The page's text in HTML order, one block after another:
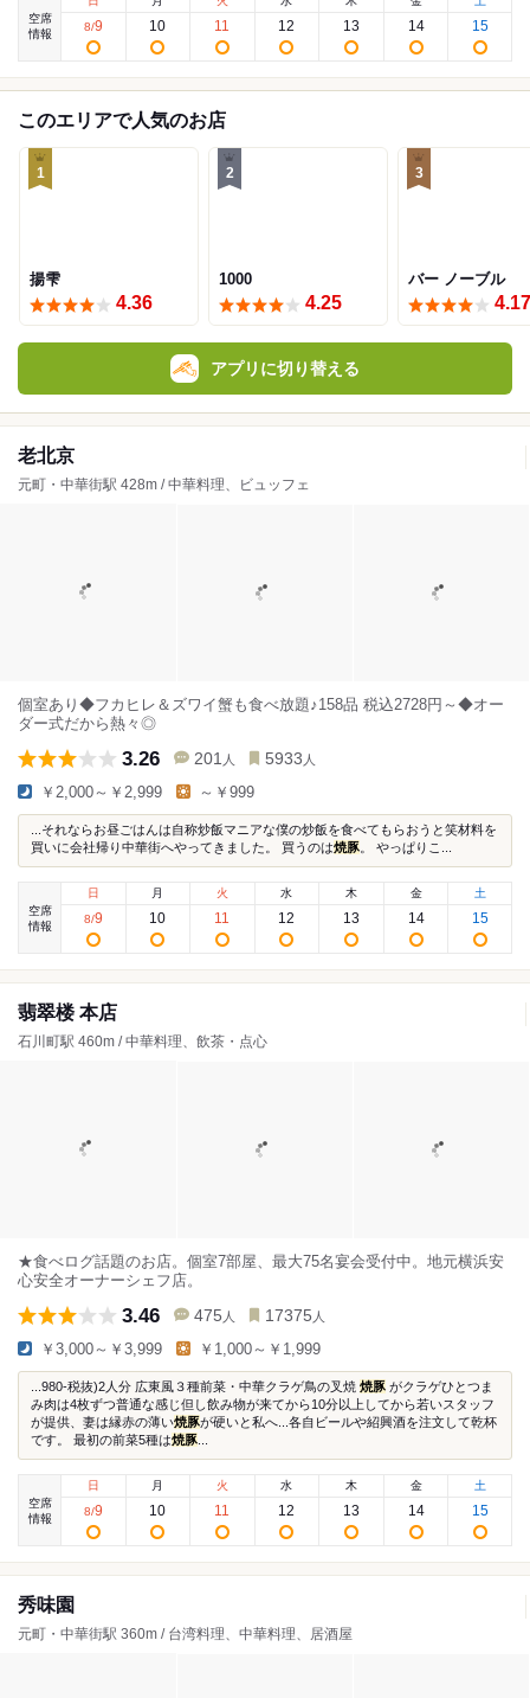
空席
情報
8/9 10 11 12 13 14 15
このエリアで人気のお店
1
揚雫
4.36
2
1000
4.25
3
バー ノーブル
4.17
アプリに切り替える
老北京
元町・中華街駅 428m / 中華料理、ビュッフェ
個室あり◆フカヒレ＆ズワイ蟹も食べ放題♪158品 税込2728円～◆オー
ダー式だから熱々◎
3.26 201 人 5933 人
￥2,000～￥2,999 ～￥999
...それならお昼ごはんは自称炒飯マニアな僕の炒飯を食べてもらおうと笑材料を
買いに会社帰り中華街へやってきました。 買うのは焼豚 。 やっぱりこ...
空席
情報
日
8/9
月
10
火
11
水
12
木
13
金
14
土
15
翡翠楼 本店
石川町駅 460m / 中華料理、飲茶・点心
★食べログ話題のお店。個室7部屋、最大75名宴会受付中。地元横浜安
心安全オーナーシェフ店。
3.46 475 人 17375 人
￥3,000～￥3,999 ￥1,000～￥1,999
...980-税抜)2人分 広東風３種前菜・中華クラゲ鳥の叉焼 焼豚 がクラゲひとつま
み肉は4枚ずつ普通な感じ但し飲み物が来てから10分以上してから若いスタッフ
が提供、妻は縁赤の薄い焼豚が硬いと私へ...各自ビールや紹興酒を注文して乾杯
です。 最初の前菜5種は焼豚
空席
情報
日
8/9
月
10
火
11
水
12
木
13
金
14
土
15
秀味園
元町・中華街駅 360m / 台湾料理、中華料理、居酒屋